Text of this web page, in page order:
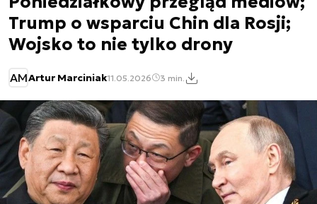
Trump o wsparciu Chin dla Rosji;
Wojsko to nie tylko drony
AMArtur Marciniak11.05.2026 3 min.